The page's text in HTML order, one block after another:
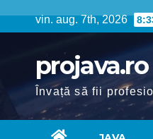
to
vin. aug. 7th, 2026
projava.ro
Învață să fii